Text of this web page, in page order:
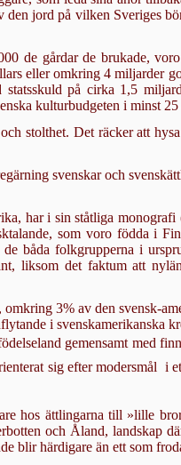
jord på vilken Sveriges
de gårdar de brukade,
eller omkring 4 miljarder
på cirka 1,5
kulturbudgeten i minst 25
stolthet. Det räcker att
svenskar och
har i sin ståtliga
som voro födda i
båda folkgrupperna i
liksom det faktum att
3% av den svensk-
i svensk­amerikanska
ge­mensamt med
sig efter modersmål  i
hos ättlingarna till »lille
och Åland, landskap
blir härdigare än ett som